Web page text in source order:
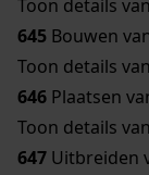
Toon details
645 Bouwen
Toon details
646 Plaatsen
Toon details
647 Uitbreiden